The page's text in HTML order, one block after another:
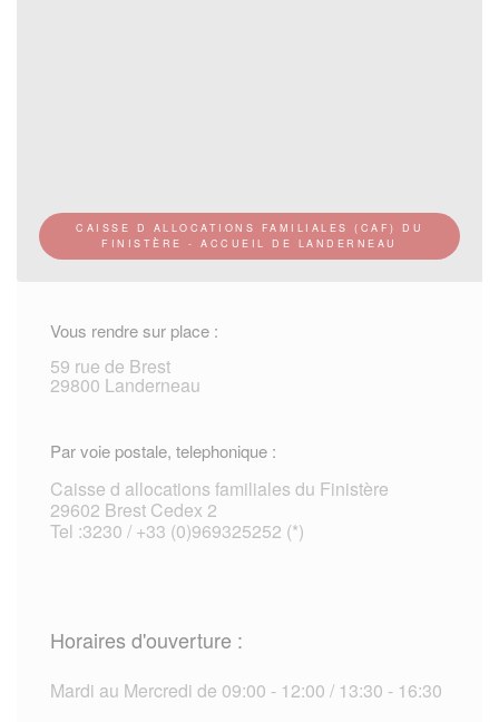
CAISSE D ALLOCATIONS FAMILIALES (CAF) DU
FINISTÈRE - ACCUEIL DE LANDERNEAU
Vous rendre sur place :
59 rue de Brest
29800 Landerneau
Par voie postale, telephonique :
Caisse d allocations familiales du Finistère
29602 Brest Cedex 2
Tel :3230 / +33 (0)969325252 (*)
Horaires d'ouverture :
Mardi au Mercredi de 09:00 - 12:00 / 13:30 - 16:30